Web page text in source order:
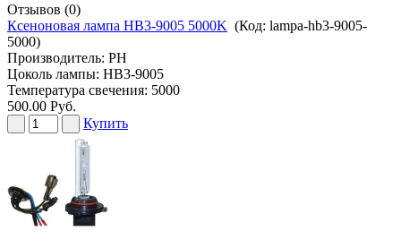
Отзывов (0)
Ксеноновая лампа HB3-9005 5000K (Код: lampa-hb3-9005-
5000)
Производитель: PH
Цоколь лампы: HB3-9005
Температура свечения: 5000
500.00 Руб.
Купить